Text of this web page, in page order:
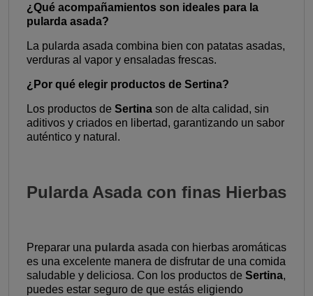
¿Qué acompañamientos son ideales para la
pularda asada?
La pularda asada combina bien con patatas asadas,
verduras al vapor y ensaladas frescas.
¿Por qué elegir productos de Sertina?
Los productos de Sertina son de alta calidad, sin
aditivos y criados en libertad, garantizando un sabor
auténtico y natural.
Pularda Asada con finas Hierbas
Preparar una pularda asada con hierbas aromáticas
es una excelente manera de disfrutar de una comida
saludable y deliciosa. Con los productos de Sertina,
puedes estar seguro de que estás eligiendo